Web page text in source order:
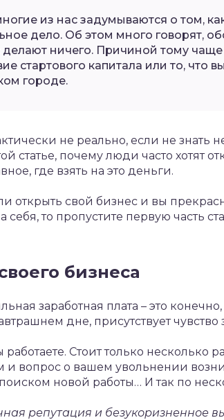
из нас задумываются о том,
дело. Об этом много говорят,
делают ничего. Причиной тому чаще
стартового капитала или то, что
городе.
не реально, если не знать
статье, почему люди часто хотят
где взять на это деньги.
открыть свой бизнес и вы
себя, то пропустите первую часть
бизнеса
заработная плата – это
дне, присутствует
Стоит только несколько
и вопрос о вашем увольнении
новой работы… И так по
репутация и безукоризненное